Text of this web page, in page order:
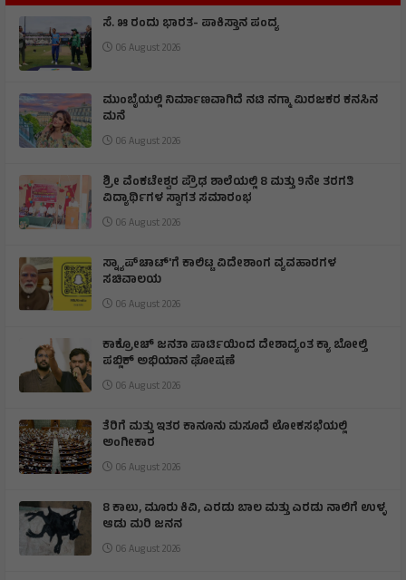
ಸೆ. ೫ ರಂದು ಭಾರತ- ಪಾಕಿಸ್ತಾನ ಪಂದ್ಯ
06 August 2026
ಮುಂಬೈಯಲ್ಲಿ ನಿರ್ಮಾಣವಾಗಿದೆ ನಟಿ ನಗ್ಮಾ ಮಿರಜಕರ ಕನಸಿನ
ಮನೆ
06 August 2026
ಶ್ರೀ ವೆಂಕಟೇಶ್ವರ ಪ್ರೌಢ ಶಾಲೆಯಲ್ಲಿ 8 ಮತ್ತು 9ನೇ ತರಗತಿ
ವಿದ್ಯಾರ್ಥಿಗಳ ಸ್ವಾಗತ ಸಮಾರಂಭ
06 August 2026
ಸ್ನ್ಯಾಪ್‌ಚಾಟ್‌'ಗೆ ಕಾಲಿಟ್ಟ ವಿದೇಶಾಂಗ ವ್ಯವಹಾರಗಳ
ಸಚಿವಾಲಯ
06 August 2026
ಕಾಕ್ರೋಚ್ ಜನತಾ ಪಾರ್ಟಿಯಿಂದ ದೇಶಾದ್ಯಂತ ಕ್ಯಾ ಬೋಲ್ತಿ
ಪಬ್ಲಿಕ್ ಅಭಿಯಾನ ಘೋಷಣೆ
06 August 2026
ತೆರಿಗೆ ಮತ್ತು ಇತರ ಕಾನೂನು ಮಸೂದೆ ಲೋಕಸಭೆಯಲ್ಲಿ
ಅಂಗೀಕಾರ
06 August 2026
8 ಕಾಲು, ಮೂರು ಕಿವಿ, ಎರಡು ಬಾಲ ಮತ್ತು ಎರಡು ನಾಲಿಗೆ ಉಳ್ಳ
ಆಡು ಮರಿ ಜನನ
06 August 2026